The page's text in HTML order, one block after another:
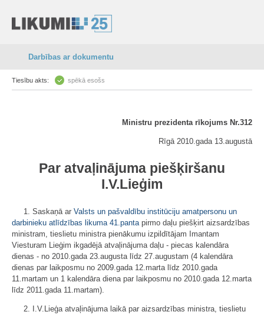
Darbības ar dokumentu
Tiesību akts: spēkā esošs
Ministru prezidenta rīkojums Nr.312
Rīgā 2010.gada 13.augustā
Par atvaļinājuma piešķiršanu
I.V.Lieģim
1. Saskaņā ar Valsts un pašvaldību institūciju amatpersonu un
darbinieku atlīdzības likuma 41.pantapirmo daļu piešķirt aizsardzības
ministram, tieslietu ministra pienākumu izpildītājam Imantam
Viesturam Lieģim ikgadējā atvaļinājuma daļu - piecas kalendāra
dienas - no 2010.gada 23.augusta līdz 27.augustam (4 kalendāra
dienas par laikposmu no 2009.gada 12.marta līdz 2010.gada
11.martam un 1 kalendāra diena par laikposmu no 2010.gada 12.marta
līdz 2011.gada 11.martam).
2. I.V.Lieģa atvaļinājuma laikā par aizsardzības ministra, tieslietu